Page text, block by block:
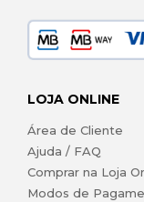
LOJA ONLINE
Área de Cliente
Ajuda / FAQ
Comprar na Loja
Modos de